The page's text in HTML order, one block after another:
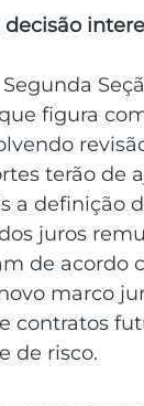
figura
terão de
a definição
juros
de acordo
marco
contratos
de risco.